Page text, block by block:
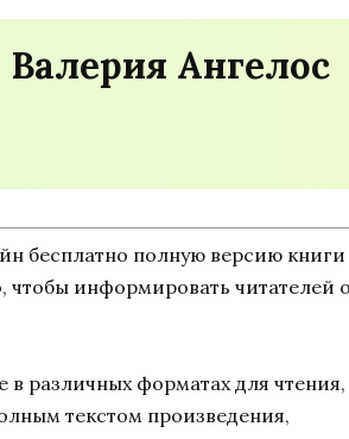
Ангелос
бесплатно полную версию книги
чтобы информировать читателей о
различных форматах для чтения,
текстом произведения,